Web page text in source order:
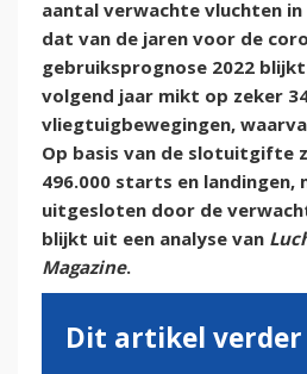
aantal verwachte vluchten
dat van de jaren voor de
gebruiksprognose 2022
volgend jaar mikt op zeker
vliegtuigbewegingen,
Op basis van de slotuitgifte
496.000 starts en landingen,
uitgesloten door de
blijkt uit een analyse van
Magazine.
Dit artikel verder